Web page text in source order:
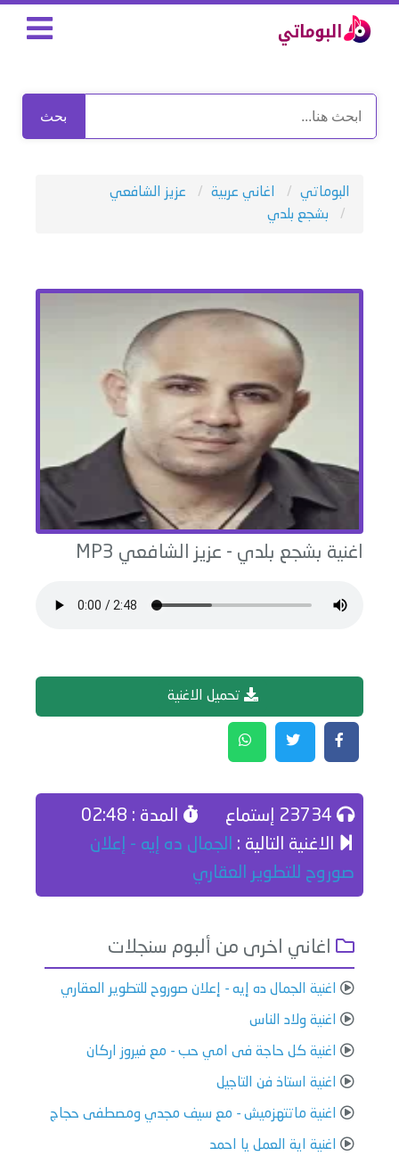
بحث
البوماتي اغاني عربية
عزيز الشافعي
بشجع بلدي
اغنية بشجع بلدي - عزيز الشافعي
تحميل الاغنية
المدة : 02:48
الاغنية التالية :
الجمال ده إيه - إعلان
صوروح للتطوير العقاري
اغاني اخرى من ألبوم سنجلات
اغنية الجمال ده إيه - إعلان صوروح للتطوير العقاري
اغنية ولاد الناس
اغنية كل حاجة فى امي حب - مع فيروز اركان
اغنية استاذ فن التاجيل
اغنية ماتتهزميش - مع سيف مجدي ومصطفى حجاج
اغنية اية العمل يا احمد